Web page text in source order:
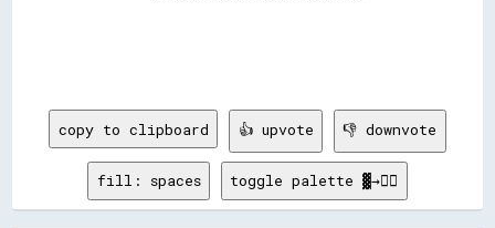
copy to clipboard 👍 upvote 👎 downvote
fill: spaces toggle palette ▓→✊🏽